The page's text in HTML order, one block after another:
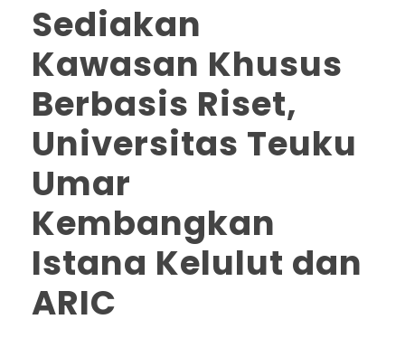
Sediakan
Kawasan Khusus
Berbasis Riset,
Universitas Teuku
Umar
Kembangkan
Istana Kelulut dan
ARIC